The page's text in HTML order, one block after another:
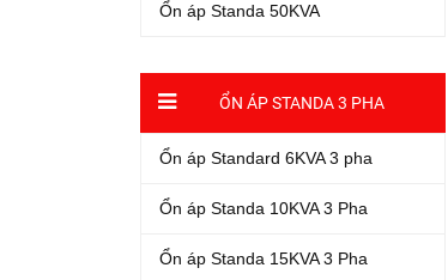
Ổn áp Standa 50KVA
ỔN ÁP STANDA 3 PHA
Ổn áp Standard 6KVA 3 pha
Ổn áp Standa 10KVA 3 Pha
Ổn áp Standa 15KVA 3 Pha